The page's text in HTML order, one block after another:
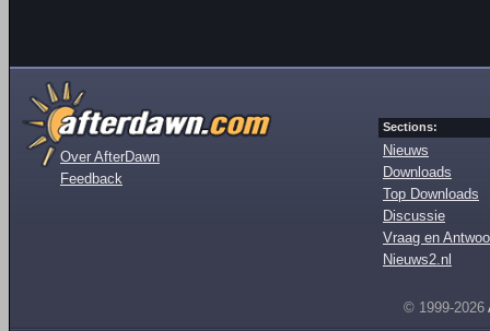
Over AfterDawn
Feedback
Sections:
Nieuws
Downloads
Top Downloads
Discussie
Vraag en
Nieuws2.nl
© 1999-2026